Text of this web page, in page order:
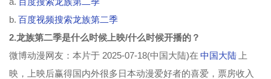
b. 百度视频搜索龙族第二季
2.龙族第二季是什么时候上映/什么时候开播的？
微博动漫网友：本片于 2025-07-18(中国大陆)在 中国大陆
上
映，上映后赢得国内外很多日本动漫爱好者的喜爱，票房收入